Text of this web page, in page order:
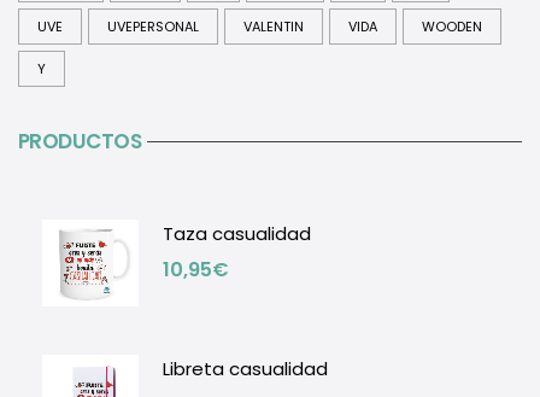
UVE UVEPERSONAL VALENTIN VIDA WOODEN
Y
PRODUCTOS
Taza casualidad
10,95€
Libreta casualidad